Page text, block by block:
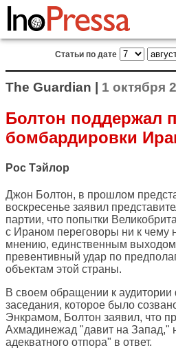
Статьи по дате
The Guardian | 1 октября
Болтон поддержал
бомбардировки
Рос Тэйлор
Джон Болтон, в прошлом
воскресенье заявил
партии, что попытки
с Ираном переговоры ни к чему
мнению, единственным выходом
превентивный удар по
объектам этой страны.
В своем обращении к аудитории
заседания, которое было
Энкрамом, Болтон заявил, что
Ахмадинежад "давит на Запад,"
адекватного отпора" в ответ.